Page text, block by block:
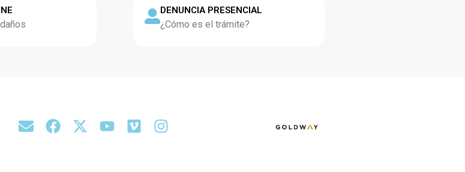
DENUNCIA PRESENCIAL
¿Cómo es el trámite?